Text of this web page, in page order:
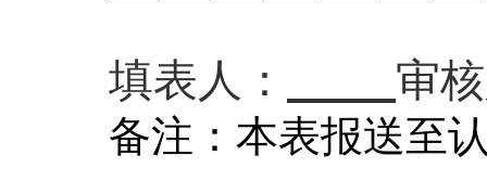
填表人： 审
备注：本表报送至